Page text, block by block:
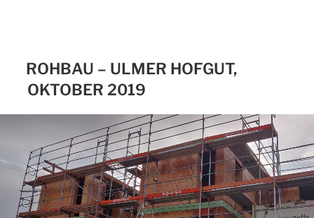
ROHBAU – ULMER HOFGUT,
OKTOBER 2019